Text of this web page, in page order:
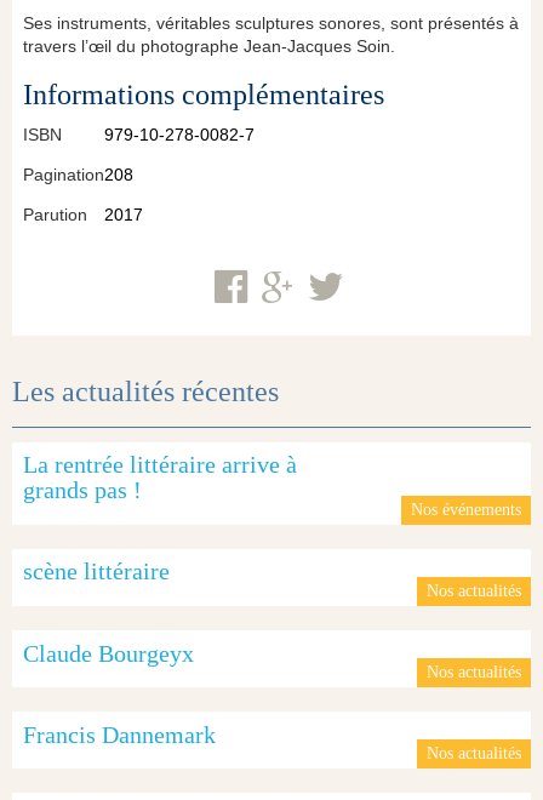
Ses instruments, véritables sculptures sonores, sont présentés à
travers l’œil du photographe Jean-Jacques Soin.
Informations complémentaires
ISBN 979-10-278-0082-7
Pagination208
Parution 2017
Les actualités récentes
Nos événements
La rentrée littéraire arrive à
grands pas !
Nos actualités
scène littéraire
Nos actualités
Claude Bourgeyx
Nos actualités
Francis Dannemark